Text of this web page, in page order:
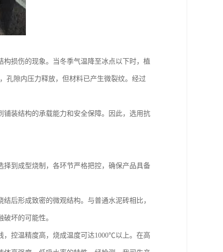
损伤的现象。当冬季气温降至冰点以下时，植
孔隙内压力释放，但材料已产生微裂纹。经过
装结构的承载能力和安全保障。因此，选用抗
到成型烧制，各环节严格把控，确保产品具备
后形成致密的微观结构。与普通水泥砖相比，
坏的可能性。
，控温精度高，烧成温度可达1000℃以上。在高